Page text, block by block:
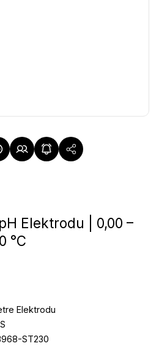
Elektrodu | 0,00 –
°C
Elektrodu
ST230